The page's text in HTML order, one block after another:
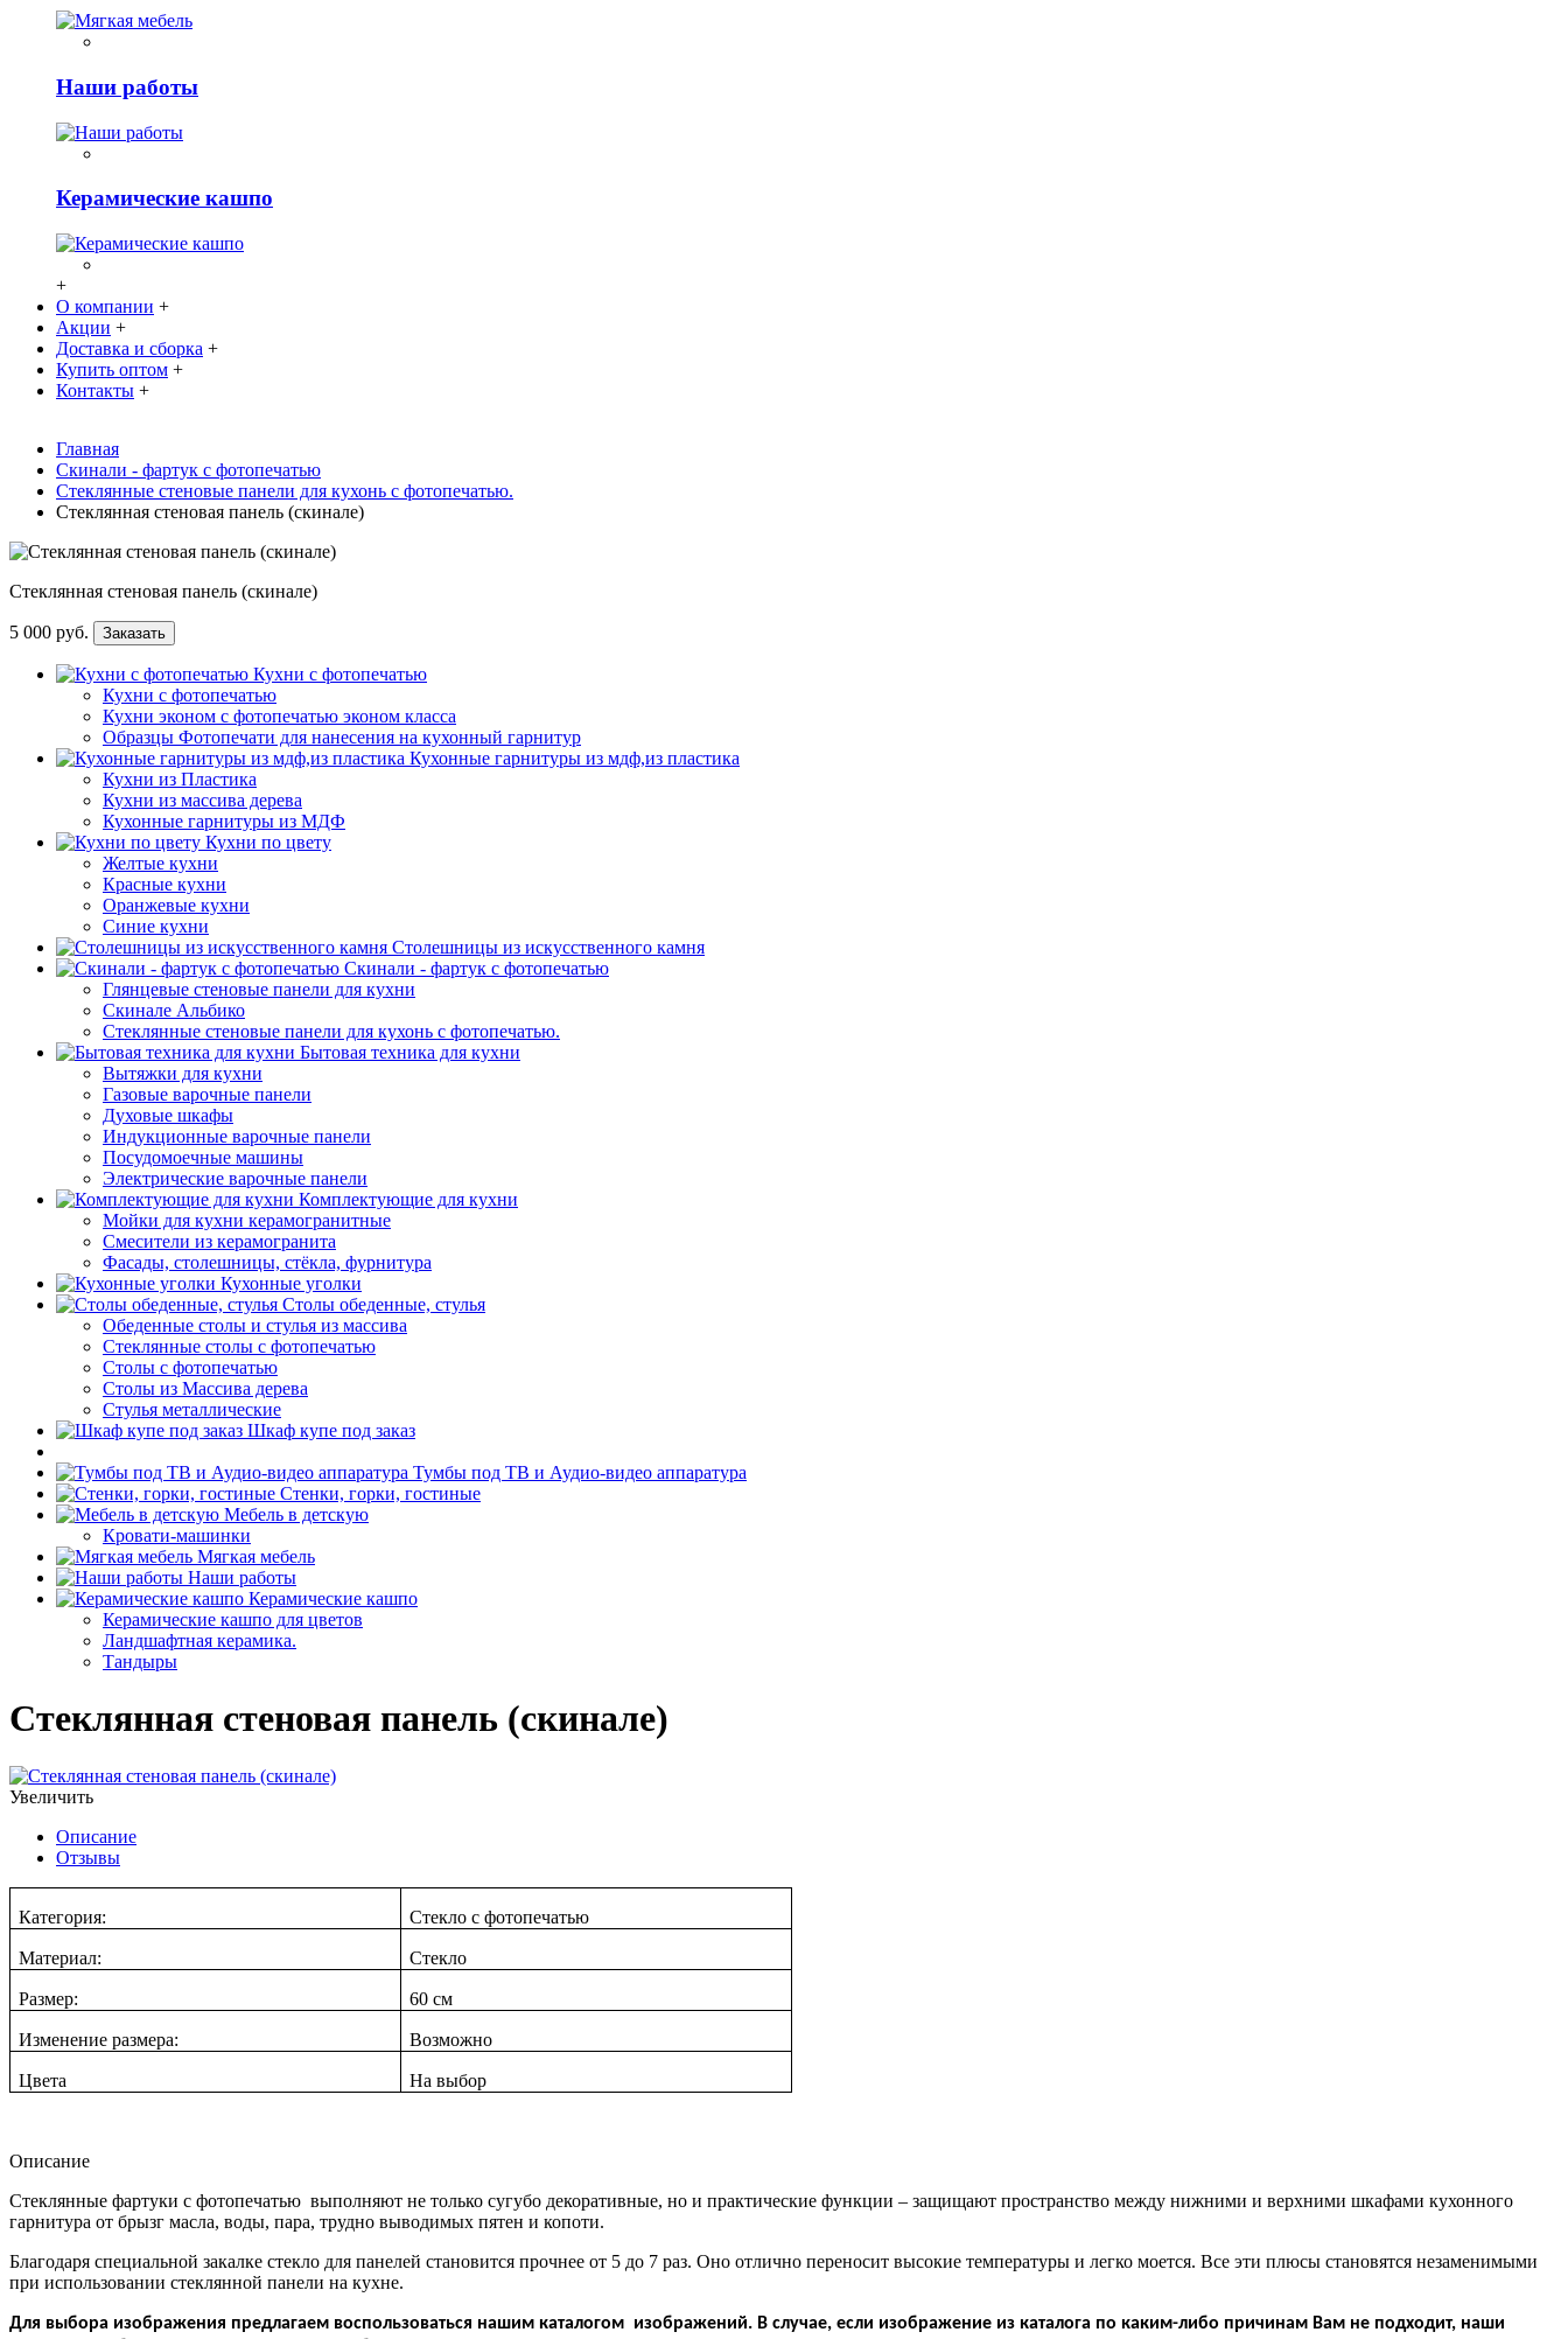
Наши работы
Керамические кашпо
+
О компании +
Акции +
Доставка и сборка +
Купить оптом +
Контакты +
Главная
Скинали - фартук с фотопечатью
Стеклянные стеновые панели для кухонь с фотопечатью.
Стеклянная стеновая панель (скинале)
Стеклянная стеновая панель (скинале)
5 000 руб. Заказать
Кухни с фотопечатью
Кухни с фотопечатью
Кухни эконом с фотопечатью эконом класса
Образцы Фотопечати для нанесения на кухонный гарнитур
Кухонные гарнитуры из мдф,из пластика
Кухни из Пластика
Кухни из массива дерева
Кухонные гарнитуры из МДФ
Кухни по цвету
Желтые кухни
Красные кухни
Оранжевые кухни
Синие кухни
Столешницы из искусственного камня
Скинали - фартук с фотопечатью
Глянцевые стеновые панели для кухни
Скинале Альбико
Стеклянные стеновые панели для кухонь с фотопечатью.
Бытовая техника для кухни
Вытяжки для кухни
Газовые варочные панели
Духовые шкафы
Индукционные варочные панели
Посудомоечные машины
Электрические варочные панели
Комплектующие для кухни
Мойки для кухни керамогранитные
Смесители из керамогранита
Фасады, столешницы, стёкла, фурнитура
Кухонные уголки
Столы обеденные, стулья
Обеденные столы и стулья из массива
Стеклянные столы с фотопечатью
Столы с фотопечатью
Столы из Массива дерева
Стулья металлические
Шкаф купе под заказ
Тумбы под ТВ и Аудио-видео аппаратура
Стенки, горки, гостиные
Мебель в детскую
Кровати-машинки
Мягкая мебель
Наши работы
Керамические кашпо
Керамические кашпо для цветов
Ландшафтная керамика.
Тандыры
Стеклянная стеновая панель (скинале)
Увеличить
Описание
Отзывы
Категория: Стекло с фотопечатью
Материал: Стекло
Размер: 60 см
Изменение размера: Возможно
Цвета На выбор
Описание
Стеклянные фартуки с фотопечатью выполняют не только сугубо декоративные, но и практические функции – защищают пространство между нижними и верхними шкафами кухонного
гарнитура от брызг масла, воды, пара, трудно выводимых пятен и копоти.
Благодаря специальной закалке стекло для панелей становится прочнее от 5 до 7 раз. Оно отлично переносит высокие температуры и легко моется. Все эти плюсы становятся незаменимыми
при использовании стеклянной панели на кухне.
Для выбора изображения предлагаем воспользоваться нашим каталогом изображений. В случае, если изображение из каталога по каким-либо причинам Вам не подходит, наши